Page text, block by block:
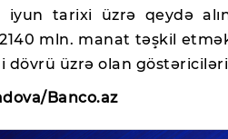
iyun tarixi üzrə qeydə
mln. manat təşkil
dövrü üzrə olan
Banco.az